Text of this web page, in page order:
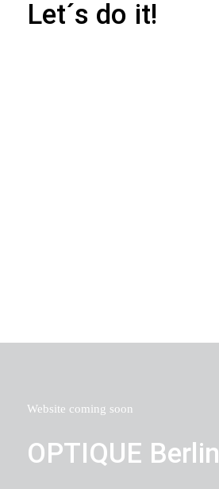
Let´s do it!
Website coming soon
OPTIQUE Berlin